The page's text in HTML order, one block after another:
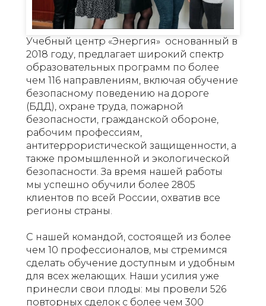
Учебный центр «Энергия» основанный в
2018 году, предлагает широкий спектр
образовательных программ по более
чем 116 направлениям, включая обучение
безопасному поведению на дороге
(БДД), охране труда, пожарной
безопасности, гражданской обороне,
рабочим профессиям,
антитеррористической защищенности, а
также промышленной и экологической
безопасности. За время нашей работы
мы успешно обучили более 2805
клиентов по всей России, охватив все
регионы страны.
С нашей командой, состоящей из более
чем 10 профессионалов, мы стремимся
сделать обучение доступным и удобным
для всех желающих. Наши усилия уже
принесли свои плоды: мы провели 526
повторных сделок с более чем 300